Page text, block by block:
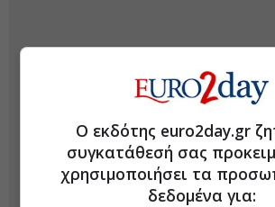
Ο εκδότης euro2day.gr
συγκατάθεσή σας
χρησιμοποιήσει τα
δεδομένα για: